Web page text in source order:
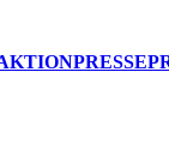
PRESSE